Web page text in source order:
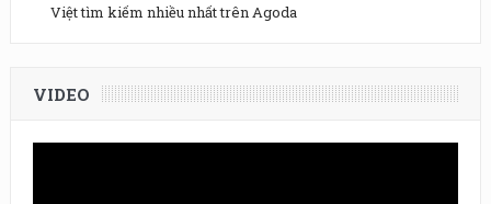
Việt tìm kiếm nhiều nhất trên Agoda
VIDEO